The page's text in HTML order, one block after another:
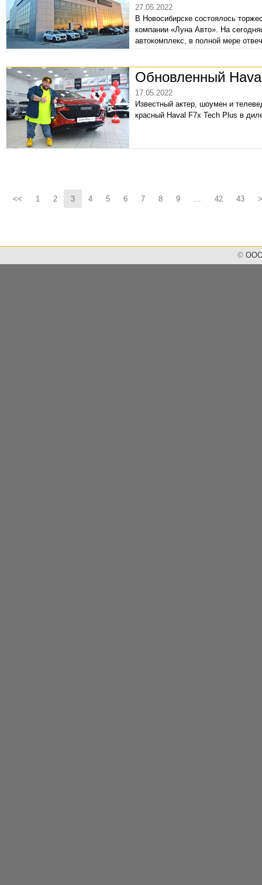
27.05.2022
В Новосибирске состоялось
компании «Луна Авто». На
автокомплекс, в полной мере
но и самый крупный.
Обновленный
17.05.2022
Известный актер, шоумен и
красный Haval F7x Tech Plus в
<< 1 2 3 4 5 6 7 8 9 … 42 43
© ООО